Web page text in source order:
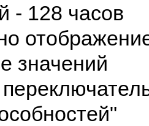
- 128 часов
значений